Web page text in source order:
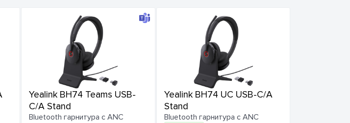
Yealink BH74 Teams USB-
C/A Stand
Bluetooth гарнитура с ANC
Yealink BH74 UC USB-C/A
Stand
Bluetooth гарнитура с ANC